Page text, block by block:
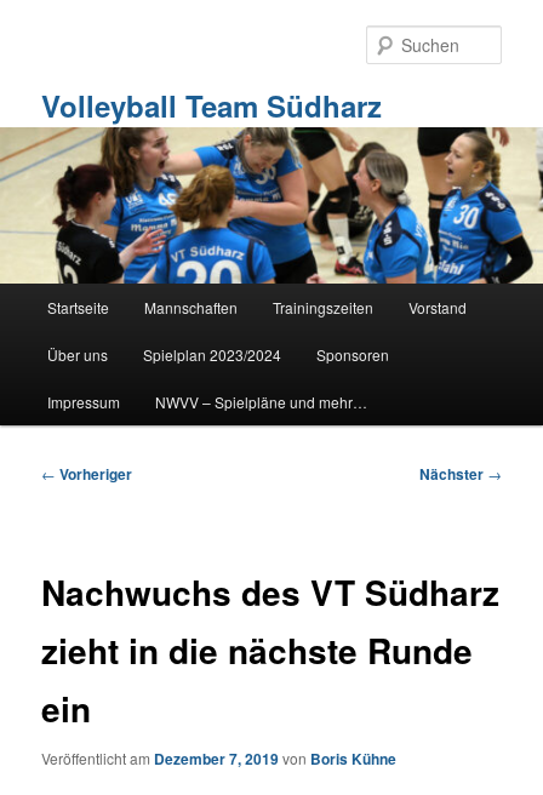
Volleyball Team Südharz
Startseite Mannschaften Trainingszeiten Vorstand
Über uns Spielplan 2023/2024 Sponsoren
Impressum NWVV – Spielpläne und mehr…
Beitragsnavigation
← Vorheriger Nächster →
Nachwuchs des VT Südharz
zieht in die nächste Runde
ein
Veröffentlicht am Dezember 7, 2019von Boris Kühne